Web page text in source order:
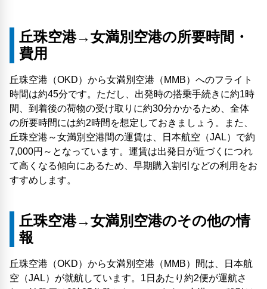
丘珠空港→女満別空港の所要時間・
費用
丘珠空港（OKD）から女満別空港（MMB）へのフライト
時間は約45分です。ただし、出発時の搭乗手続きに約1時
間、到着後の荷物の受け取りに約30分かかるため、全体
の所要時間には約2時間を想定しておきましょう。また、
丘珠空港～女満別空港間の運賃は、日本航空（JAL）で約
7,000円～となっています。運賃は出発日が近づくにつれ
て高くなる傾向にあるため、早期購入割引などの利用をお
すすめします。
丘珠空港→女満別空港のその他の情
報
丘珠空港（OKD）から女満別空港（MMB）間は、日本航
空（JAL）が就航しています。1日あたり約2便が運航さ